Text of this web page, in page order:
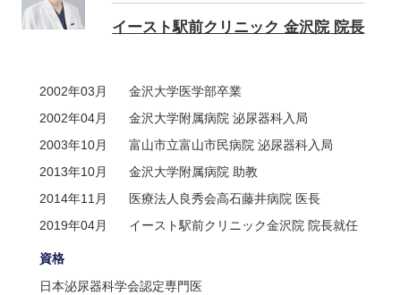
イースト駅前クリニック 金沢院 院長
2002年03月
金沢大学医学部卒業
2002年04月
金沢大学附属病院 泌尿器科入局
2003年10月
富山市立富山市民病院 泌尿器科入局
2013年10月
金沢大学附属病院 助教
2014年11月
医療法人良秀会高石藤井病院 医長
2019年04月
イースト駅前クリニック金沢院 院長就任
資格
日本泌尿器科学会認定専門医